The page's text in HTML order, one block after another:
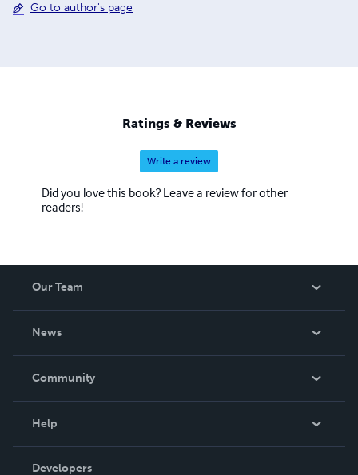
Go to author's page
Ratings & Reviews
Write a review
Did you love this book? Leave a review for other
readers!
Our Team
News
In The News
Community
Podcast
Help
Order Lookup
Developers